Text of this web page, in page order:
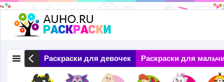
Перейти
к
основному
содержанию
Природа Раскраски для девочек Раскраски для